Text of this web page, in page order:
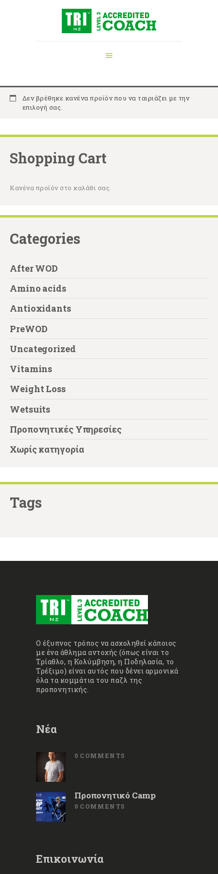
ΑΡΧΙΚΉ
ΝΈΑ
ΕΞΟΠΛΙΣΜΌΣ
Δεν βρέθηκε κανένα προϊόν που να ταιριάζει με την
επιλογή σας.
Shopping Cart
Κανένα προϊόν στο καλάθι σας.
Categories
After WOD
Amino acids
Antioxidants
PreWOD
Uncategorized
Vitamins
Weight Loss
Wetsuits
Προπονητικές Υπηρεσίες
Χωρίς κατηγορία
Tags
Ο έξυπνος τρόπος να ασχοληθεί κάποιος
με ένα άθλημα αντοχής (όπως είναι το
Τρίαθλο, η Κολύμβηση, η Ποδηλασία, το
Τρέξιμο) είναι αυτός που δένει αρμονικά
όλα τα κομμάτια του παζλ της
προπονητικής.
Νέα
0 COMMENTS
Προπονητικό Camp
0 COMMENTS
Επικοινωνία